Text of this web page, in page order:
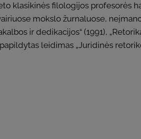
klasikinės filologijos profesorės
mokslo žurnaluose,
ir dedikacijos“ (1991),
leidimas „Juridinės